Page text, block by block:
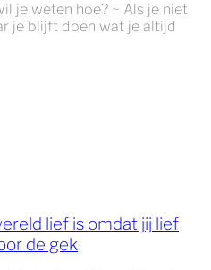
je weten hoe? ~ Als je niet
je blijft doen wat je altijd
lief is omdat jij lief
de gek